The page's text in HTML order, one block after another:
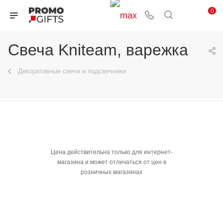
0
Свеча Kniteam, варежка
Декоративные свечи и подсвечники
Цена действительна только для интернет-
магазина и может отличаться от цен в
розничных магазинах